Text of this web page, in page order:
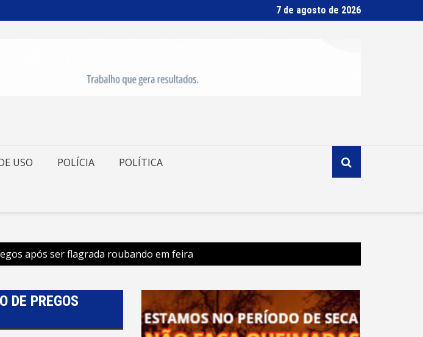
7 de agosto de 2026
USO POLÍCIA POLÍTICA
após ser flagrada roubando em feira
DE PREGOS